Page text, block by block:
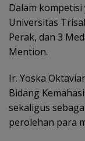
Dalam
Universitas
Perak, dan 3
Mention.
Ir. Yoska
Bidang
sekaligus
perolehan para